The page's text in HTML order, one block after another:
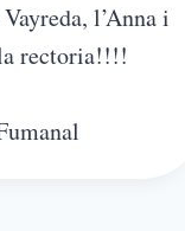
l’Anna i
rectoria!!!!